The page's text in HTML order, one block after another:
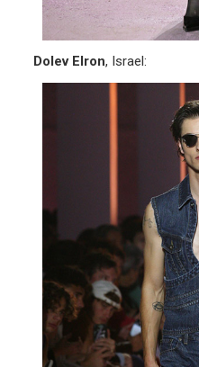
Dolev Elron, Israel: